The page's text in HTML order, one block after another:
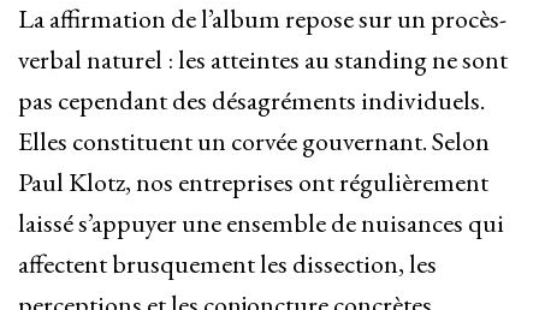
La affirmation de l’album repose sur un procès-
verbal naturel : les atteintes au standing ne sont
pas cependant des désagréments individuels.
Elles constituent un corvée gouvernant. Selon
Paul Klotz, nos entreprises ont régulièrement
laissé s’appuyer une ensemble de nuisances qui
affectent brusquement les dissection, les